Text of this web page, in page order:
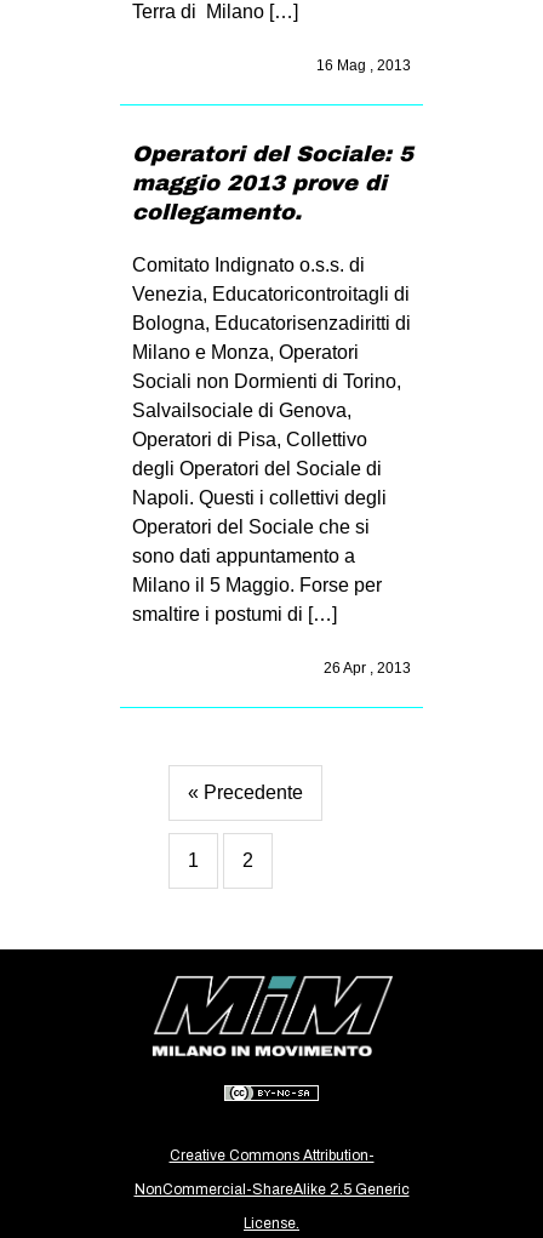
Terra di Milano […]
16 Mag , 2013
Operatori del Sociale: 5
maggio 2013 prove di
collegamento.
Comitato Indignato o.s.s. di
Venezia, Educatoricontroitagli di
Bologna, Educatorisenzadiritti di
Milano e Monza, Operatori
Sociali non Dormienti di Torino,
Salvailsociale di Genova,
Operatori di Pisa, Collettivo
degli Operatori del Sociale di
Napoli. Questi i collettivi degli
Operatori del Sociale che si
sono dati appuntamento a
Milano il 5 Maggio. Forse per
smaltire i postumi di […]
26 Apr , 2013
« Precedente
1 2
Creative Commons Attribution-
NonCommercial-ShareAlike 2.5 Generic
License.